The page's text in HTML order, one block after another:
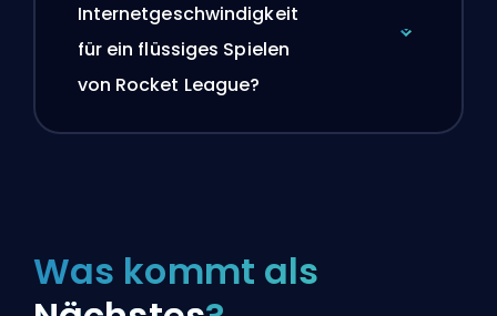
Internetgeschwindigkeit
für ein flüssiges Spielen
von Rocket League?
Was kommt als